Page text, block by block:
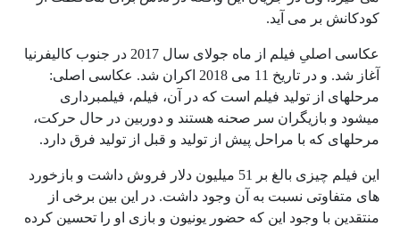
کودکانش بر می آید.
عکاسی اصلیِ فیلم از ماه جولای سال 2017 در جنوب کالیفرنیا
آغاز شد. و در تاریخ 11 می 2018 اکران شد. عکاسی اصلی:
مرحله‎ای از تولید فیلم است که در آن، فیلم، فیلم‎برداری
می‎شود و بازیگران سر صحنه هستند و دوربین در حال حرکت،
مرحله‎ای که با مراحل پیش از تولید و قبل از تولید فرق دارد.
این فیلم چیزی بالغ بر 51 میلیون دلار فروش داشت و بازخورد
های متفاوتی نسبت به آن وجود داشت. در این بین برخی از
منتقدین با وجود این که حضور یونیون و بازی او را تحسین کرده